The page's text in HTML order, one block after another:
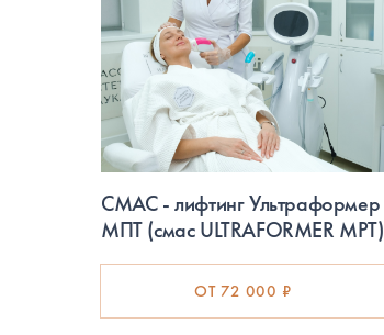
СМАС - лифтинг Ультраформер
МПТ (смас ULTRAFORMER MPT)
ОТ 72 000 ₽